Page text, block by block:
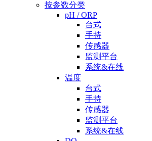
按参数分类
pH / ORP
台式
手持
传感器
监测平台
系统&在线
温度
台式
手持
传感器
监测平台
系统&在线